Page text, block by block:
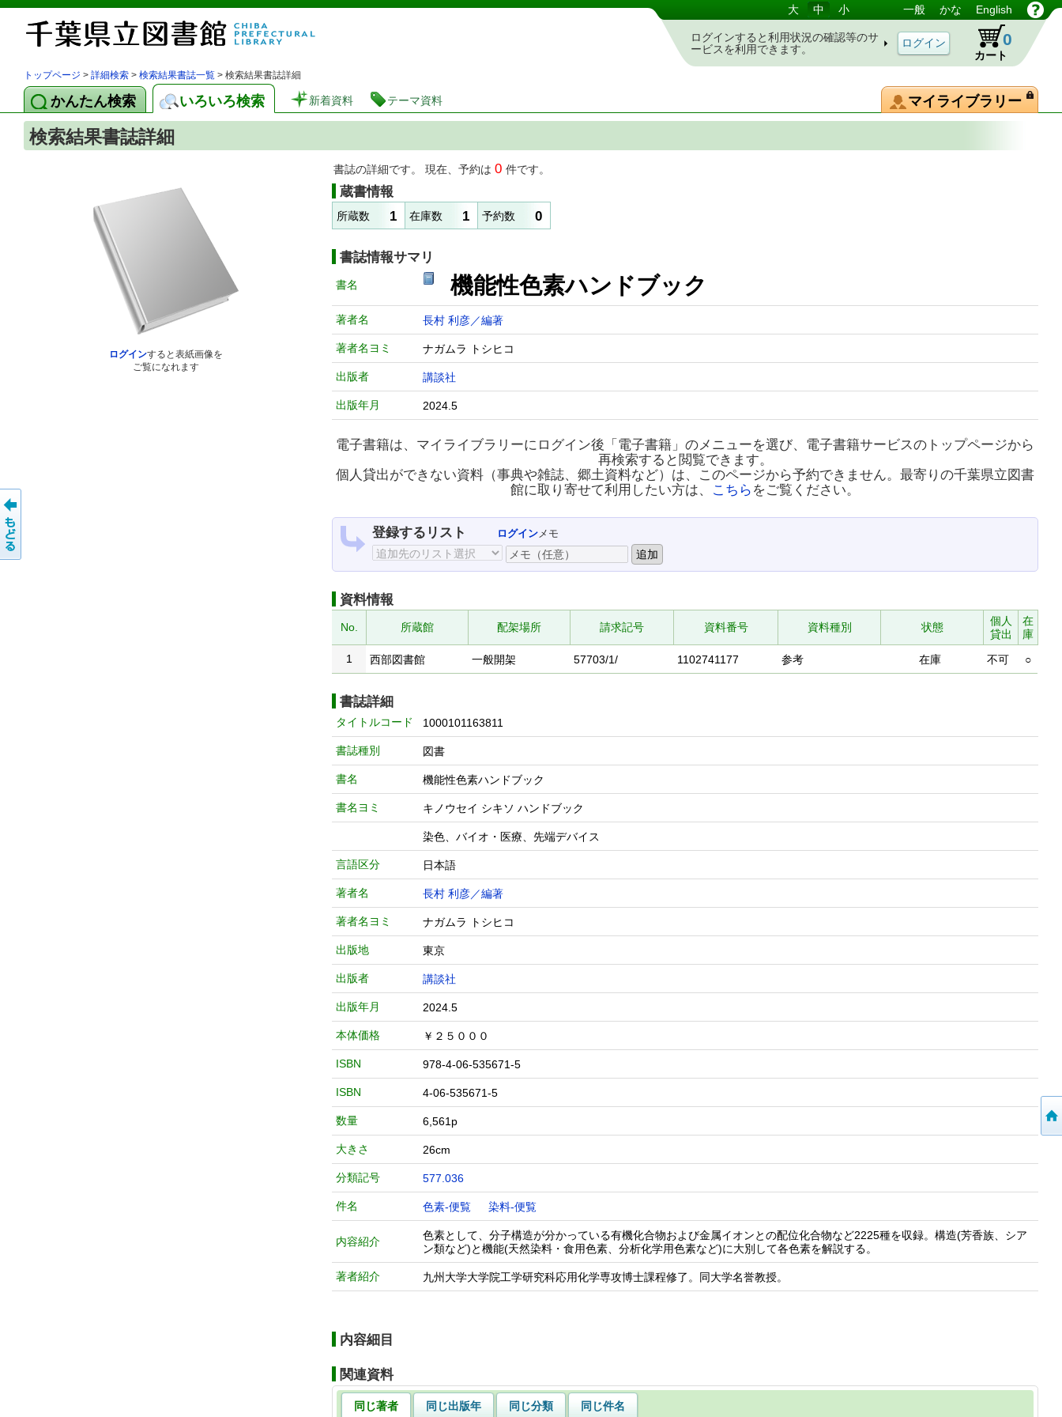
図書館 蔵書検索・予約システム 大 中 小 一般 かな English
ログインすると利用状況の確認等のサ
ービスを利用できます。
カート
0
トップページ > 詳細検索 > 検索結果書誌一覧 > 検索結果書誌詳細
かんたん検索 いろいろ検索 新着資料 テーマ資料 マイライブラリー
検索結果書誌詳細
ログインすると表紙画像を
ご覧になれます
書誌の詳細です。 現在、予約は 0 件です。
蔵書情報
所蔵数 1 在庫数 1 予約数 0
書誌情報サマリ
書名 機能性色素ハンドブック
著者名 長村 利彦／編著
著者名ヨミ ナガムラ トシヒコ
出版者 講談社
出版年月 2024.5
電子書籍は、マイライブラリーにログイン後「電子書籍」のメニューを選び、電子書籍サービスのトップページから
再検索すると閲覧できます。
個人貸出ができない資料（事典や雑誌、郷土資料など）は、このページから予約できません。最寄りの千葉県立図書
館に取り寄せて利用したい方は、 こちら をご覧ください。
登録するリスト ログインメモ
資料情報
No. 所蔵館 配架場所 請求記号 資料番号 資料種別 状態
個人
貸出
在
庫
1
西部図書館 一般開架 57703/1/ 1102741177 参考 在庫 不可 ○
書誌詳細
タイトルコード 1000101163811
書誌種別 図書
書名 機能性色素ハンドブック
書名ヨミ キノウセイ シキソ ハンドブック
染色、バイオ・医療、先端デバイス
言語区分 日本語
著者名 長村 利彦／編著
著者名ヨミ ナガムラ トシヒコ
出版地 東京
出版者 講談社
出版年月 2024.5
本体価格 ￥２５０００
ISBN 978-4-06-535671-5
ISBN 4-06-535671-5
数量 6,561p
大きさ 26cm
分類記号 577.036
件名 色素-便覧 染料-便覧
内容紹介
色素として、分子構造が分かっている有機化合物および金属イオンとの配位化合物など2225種を収録。構造(芳香族、シア
ン類など)と機能(天然染料・食用色素、分析化学用色素など)に大別して各色素を解説する。
著者紹介 九州大学大学院工学研究科応用化学専攻博士課程修了。同大学名誉教授。
内容細目
関連資料
同じ著者 同じ出版年 同じ分類 同じ件名